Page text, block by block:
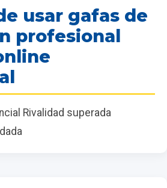
usar gafas de
profesional
Rivalidad superada